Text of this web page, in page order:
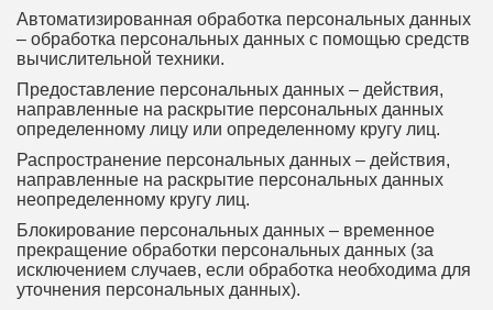
Автоматизированная обработка персональных данных
– обработка персональных данных с помощью средств
вычислительной техники.
Предоставление персональных данных – действия,
направленные на раскрытие персональных данных
определенному лицу или определенному кругу лиц.
Распространение персональных данных – действия,
направленные на раскрытие персональных данных
неопределенному кругу лиц.
Блокирование персональных данных – временное
прекращение обработки персональных данных (за
исключением случаев, если обработка необходима для
уточнения персональных данных).